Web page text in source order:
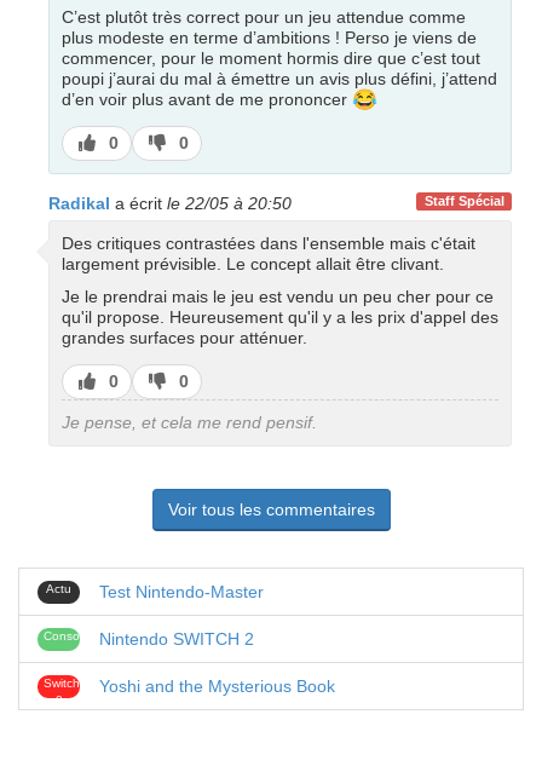
C’est plutôt très correct pour un jeu attendue comme
plus modeste en terme d’ambitions ! Perso je viens de
commencer, pour le moment hormis dire que c’est tout
poupi j’aurai du mal à émettre un avis plus défini, j’attend
d’en voir plus avant de me prononcer 😂
J’aime
0
J’aime
pas
0
Staff Spécial
Radikal a écrit le 22/05 à 20:50
Des critiques contrastées dans l'ensemble mais c'était
largement prévisible. Le concept allait être clivant.
Je le prendrai mais le jeu est vendu un peu cher pour ce
qu'il propose. Heureusement qu'il y a les prix d'appel des
grandes surfaces pour atténuer.
J’aime
0
J’aime
pas
0
Je pense, et cela me rend pensif.
Voir tous les commentaires
Actu Test Nintendo-Master
ConsolesNintendo SWITCH 2
Switch
2
Yoshi and the Mysterious Book